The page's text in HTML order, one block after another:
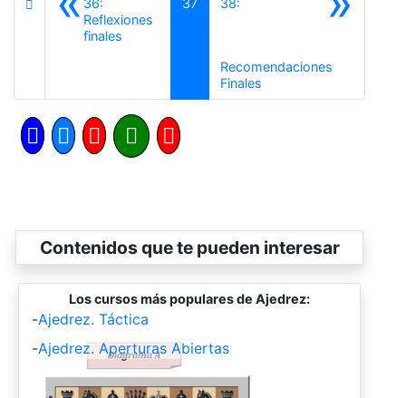
Reflexiones
finales
Recomendaciones
FinalesSiguiente
Contenidos que te pueden interesar
Los cursos más populares de Ajedrez:
-Ajedrez. Táctica
-Ajedrez. Aperturas Abiertas